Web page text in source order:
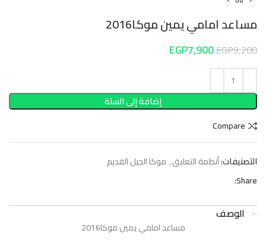
مساعد امامي يمين موكا2016
EGP9,200
EGP7,900
إضافة إلى السلة
Compare
التصنيفات:أنظمة التعليق, موكا الجيل القديم
Share:
الوصف
مساعد امامي يمين موكا2016